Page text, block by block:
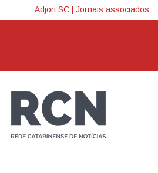
Adjori SC Jornais associados